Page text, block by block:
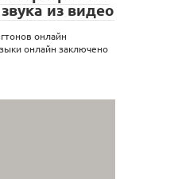
из видео
онлайн
онлайн заключено